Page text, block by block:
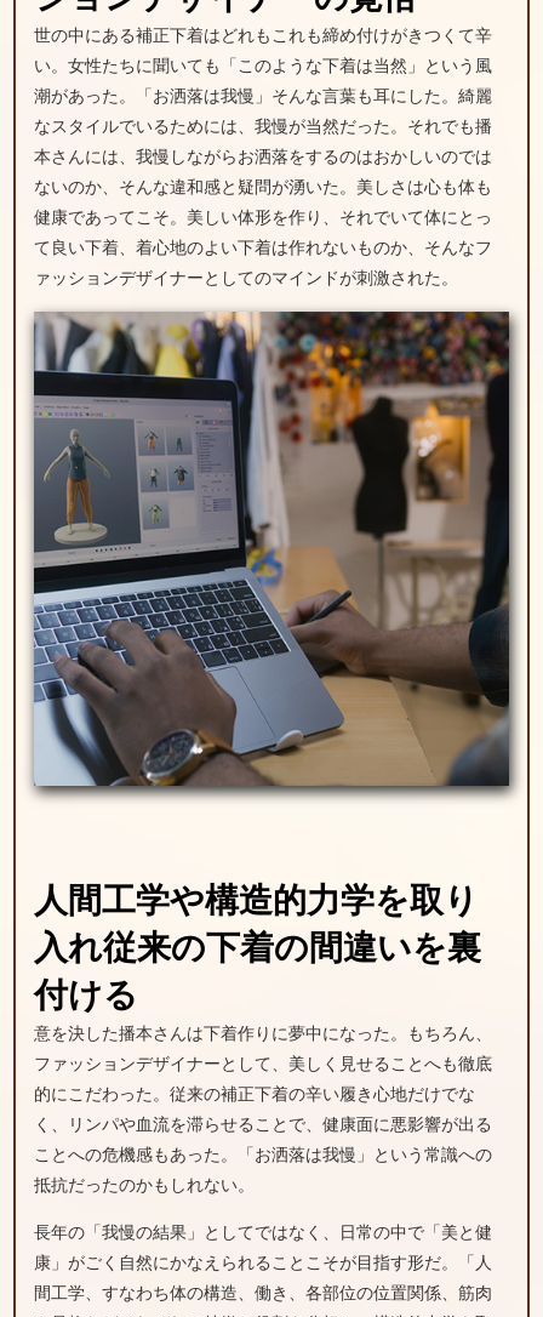
世の中にある補正下着はどれもこれも締め付けがきつくて辛
い。女性たちに聞いても「このような下着は当然」という風
潮があった。「お洒落は我慢」そんな言葉も耳にした。綺麗
なスタイルでいるためには、我慢が当然だった。それでも播
本さんには、我慢しながらお洒落をするのはおかしいのでは
ないのか、そんな違和感と疑問が湧いた。美しさは心も体も
健康であってこそ。美しい体形を作り、それでいて体にとっ
て良い下着、着心地のよい下着は作れないものか、そんなフ
ァッションデザイナーとしてのマインドが刺激された。
人間工学や構造的力学を取り
入れ従来の下着の間違いを裏
付ける
意を決した播本さんは下着作りに夢中になった。もちろん、
ファッションデザイナーとして、美しく見せることへも徹底
的にこだわった。従来の補正下着の辛い履き心地だけでな
く、リンパや血流を滞らせることで、健康面に悪影響が出る
ことへの危機感もあった。「お洒落は我慢」という常識への
抵抗だったのかもしれない。
長年の「我慢の結果」としてではなく、日常の中で「美と健
康」がごく自然にかなえられることこそが目指す形だ。「人
間工学、すなわち体の構造、働き、各部位の位置関係、筋肉